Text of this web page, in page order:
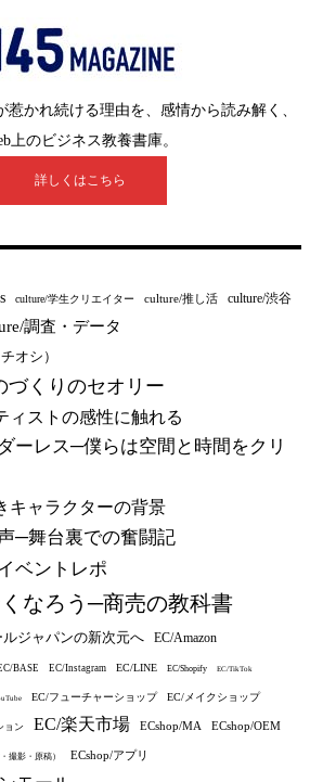
惹かれ続ける理由を、感情から読み解く、
上のビジネス教養書庫。
詳しくはこちら
culture/学生クリエイター culture/推し活 culture/渋谷
調査・データ
オシ）
づくりのセオリー
ィストの感性に触れる
ーレス─僕らは空間と時間をクリ
キャラクターの背景
─舞台裏での奮闘記
ベントレポ
なろう─商売の教科書
ジャパンの新次元へ EC/Amazon
BASE EC/Instagram EC/LINE EC/Shopify EC/TikTok
EC/フューチャーショップ EC/メイクショップ
ョン EC/楽天市場 ECshop/MA ECshop/OEM
撮影・原稿） ECshop/アプリ